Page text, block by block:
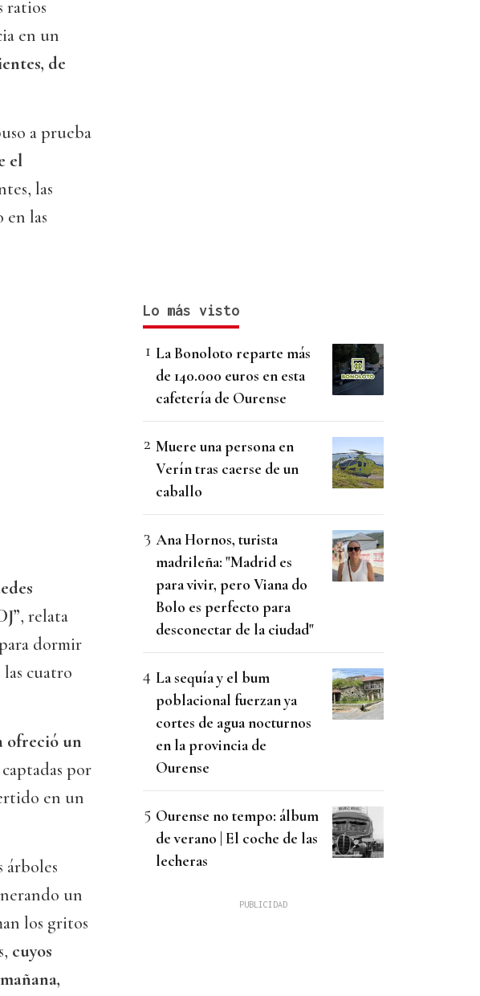
ratios
en un
de
a prueba
el
las
en las
, relata
dormir
cuatro
ofreció un
por
en un
árboles
un
los gritos
cuyos
Lo más visto
La Bonoloto reparte más
de 140.000 euros en esta
cafetería de Ourense
Muere una persona en
Verín tras caerse de un
caballo
Ana Hornos, turista
madrileña: "Madrid es
para vivir, pero Viana do
Bolo es perfecto para
desconectar de la ciudad"
La sequía y el bum
poblacional fuerzan ya
cortes de agua nocturnos
en la provincia de
Ourense
Ourense no tempo: álbum
de verano | El coche de las
lecheras